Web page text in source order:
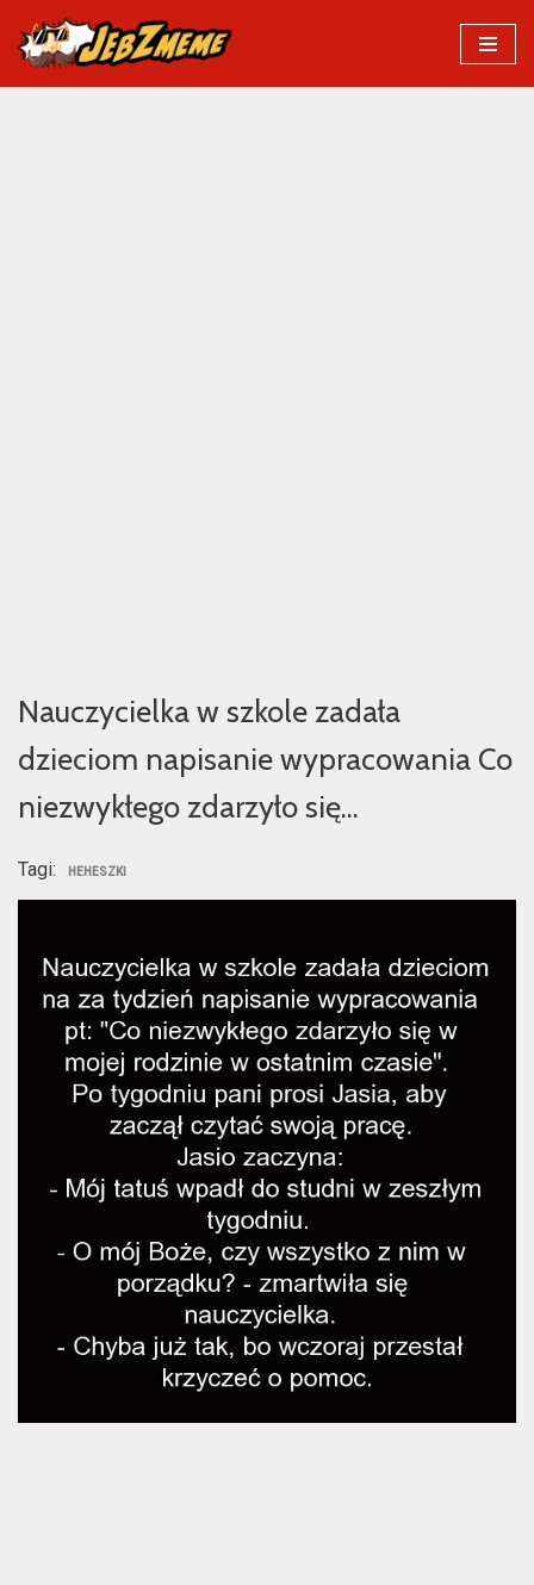
Przejdź
do
Nauczycielka w szkole zadała
dzieciom napisanie wypracowania Co
niezwykłego zdarzyło się…
Tagi: HEHESZKI